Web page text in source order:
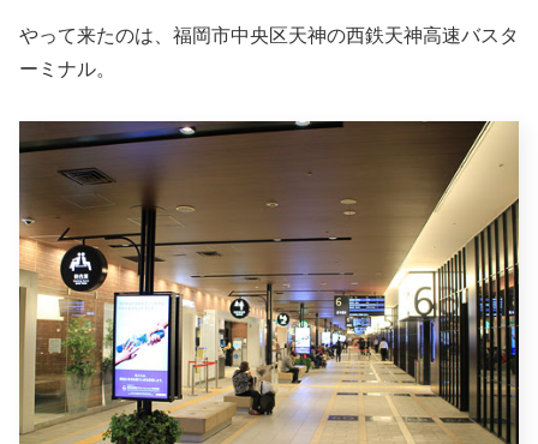
やって来たのは、福岡市中央区天神の西鉄天神高速バスタ
ーミナル。